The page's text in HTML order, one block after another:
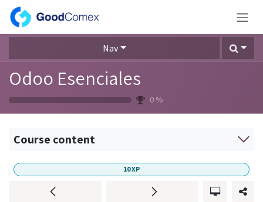
Skip to Content
Nav
Odoo Esenciales
0 %
Course content
10XP